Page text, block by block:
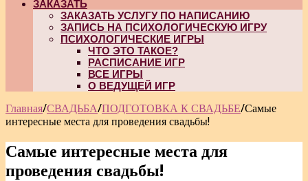
ЗАКАЗАТЬ
ЗАКАЗАТЬ УСЛУГУ ПО НАПИСАНИЮ
ЗАПИСЬ НА ПСИХОЛОГИЧЕСКУЮ ИГРУ
ПСИХОЛОГИЧЕСКИЕ ИГРЫ
ЧТО ЭТО ТАКОЕ?
РАСПИСАНИЕ ИГР
ВСЕ ИГРЫ
О ВЕДУЩЕЙ ИГР
Главная/СВАДЬБА/ПОДГОТОВКА К СВАДЬБЕ/Самые
интересные места для проведения свадьбы!
Самые интересные места для
проведения свадьбы!